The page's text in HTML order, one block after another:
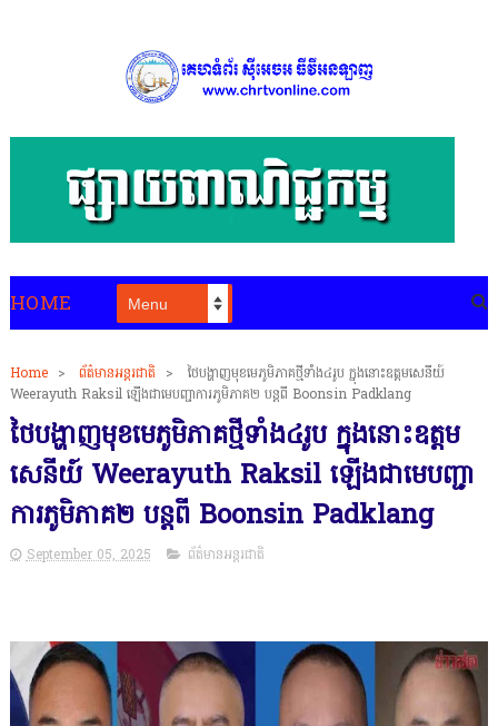
HOME
Home > ព័ត៌មានអន្តរជាតិ >
ថៃបង្ហាញមុខមេភូមិភាគថ្មីទាំង៤រូប ក្នុងនោះឧត្តមសេនីយ៍
Weerayuth Raksil ឡើងជាមេបញ្ជាការភូមិភាគ២ បន្តពី Boonsin Padklang
ថៃបង្ហាញមុខមេភូមិភាគថ្មីទាំង៤រូប ក្នុងនោះឧត្តម
សេនីយ៍ Weerayuth Raksil ឡើងជាមេបញ្ជា
ការភូមិភាគ២ បន្តពី Boonsin Padklang
September 05, 2025 ព័ត៌មានអន្តរជាតិ